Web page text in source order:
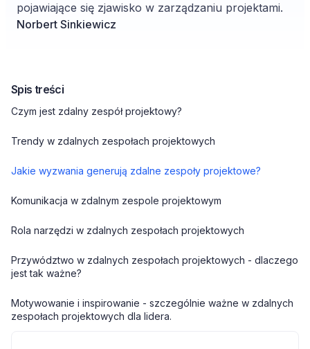
pojawiające się zjawisko w zarządzaniu projektami.
Norbert Sinkiewicz
Spis treści
Czym jest zdalny zespół projektowy?
Trendy w zdalnych zespołach projektowych
Jakie wyzwania generują zdalne zespoły projektowe?
Komunikacja w zdalnym zespole projektowym
Rola narzędzi w zdalnych zespołach projektowych
Przywództwo w zdalnych zespołach projektowych - dlaczego
jest tak ważne?
Motywowanie i inspirowanie - szczególnie ważne w zdalnych
zespołach projektowych dla lidera.